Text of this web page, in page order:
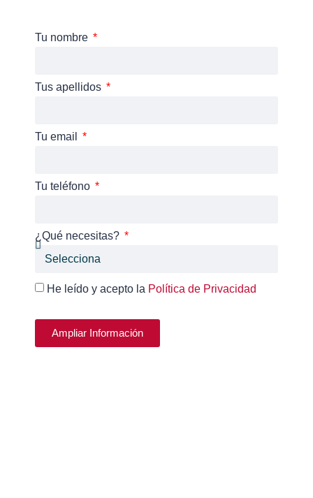
Tu nombre
Tus apellidos
Tu email
Tu teléfono
¿Qué necesitas?
He leído y acepto la Política de Privacidad
Ampliar Información